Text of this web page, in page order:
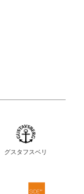
グスタフスベリ